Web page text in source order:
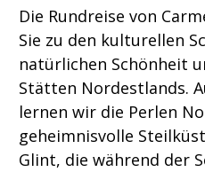
Die Rundreise von
Sie zu den kulturellen
natürlichen Schönheit
Stätten Nordestlands.
lernen wir die Perlen
geheimnisvolle
Glint, die während der